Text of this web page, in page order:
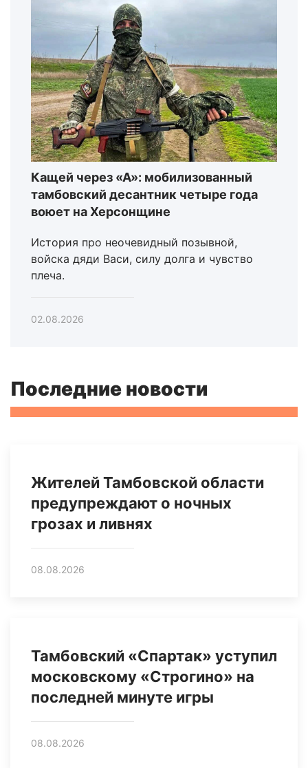
Кащей через «А»: мобилизованный
тамбовский десантник четыре года
воюет на Херсонщине
История про неочевидный позывной,
войска дяди Васи, силу долга и чувство
плеча.
02.08.2026
Последние новости
Жителей Тамбовской области
предупреждают о ночных
грозах и ливнях
08.08.2026
Тамбовский «Спартак» уступил
московскому «Строгино» на
последней минуте игры
08.08.2026